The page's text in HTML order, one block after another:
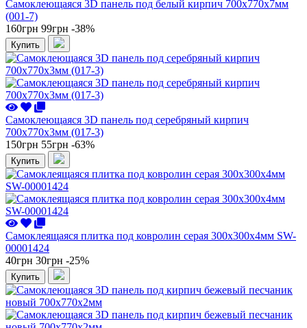
Самоклеющаяся 3D панель под белый кирпич 700x770x7мм
(001-7)
160грн 99грн -38%
Купить
Самоклеющаяся 3D панель под серебряный кирпич
700x770x3мм (017-3)
150грн 55грн -63%
Купить
Самоклеящаяся плитка под ковролин серая 300х300х4мм SW-
00001424
40грн 30грн -25%
Купить